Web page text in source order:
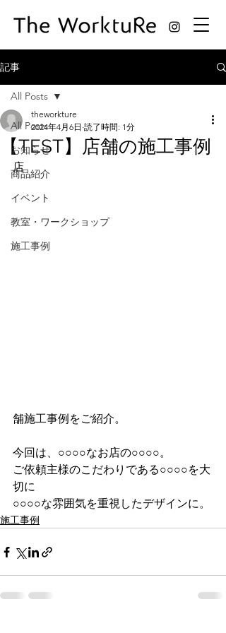
記事
All Posts
お知らせ
商品紹介
イベント
教室・ワークショップ
施工事例
All Posts
【TEST】店舗の施工事例
theworkture
2024年4月6日 読了時間: 1分
店
舗施工事例をご紹介。
今回は、○○○○なお店の○○○○。
ご依頼主様のこだわりである○○○○を大
切に
○○○○な雰囲気を重視したデザインに。
施工事例